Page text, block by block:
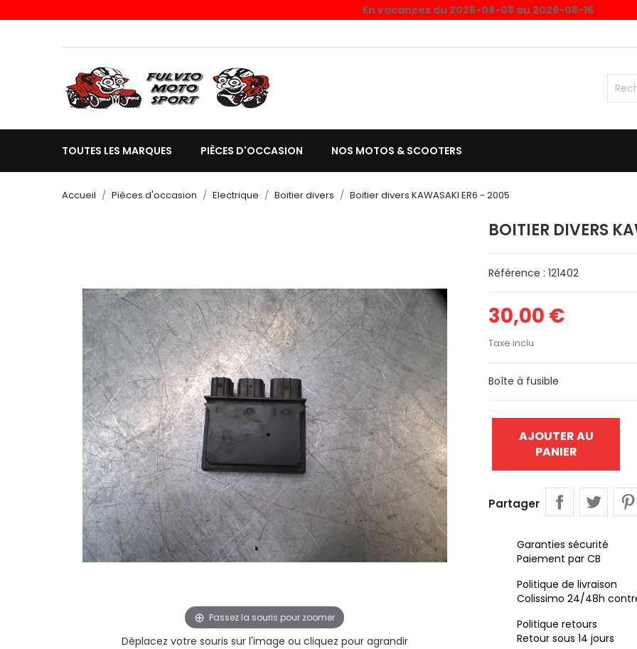
En vacances du 2026-08-08 au 2026-08-16
TOUTES LES MARQUES PIÈCES D'OCCASION NOS MOTOS & SCOOTERS
Accueil Pièces d'occasion Electrique Boitier divers Boitier divers KAWASAKI ER6 - 2005
Passez la souris pour zoomer
Déplacez votre souris sur l'image ou cliquez pour agrandir
BOITIER DIVERS
Référence : 121402
30,00 €
Taxe inclu
Boîte à fusible
AJOUTER AU
PANIER
Partager
Garanties sécurité
Paiement par CB
Politique de livraison
Colissimo 24/48h
Politique retours
Retour sous 14 jours